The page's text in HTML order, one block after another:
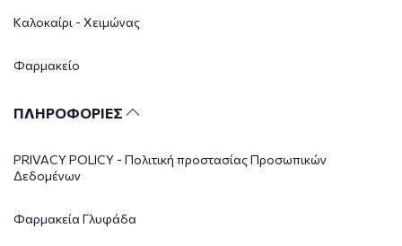
Καλοκαίρι - Χειμώνας
Φαρμακείο
ΠΛΗΡΟΦΟΡΙΕΣ
PRIVACY POLICY - Πολιτική προστασίας Προσωπικών
Δεδομένων
Φαρμακεία Γλυφάδα